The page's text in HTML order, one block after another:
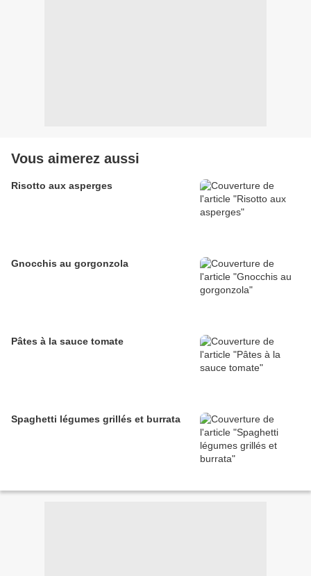
Vous aimerez aussi
Risotto aux asperges
Gnocchis au gorgonzola
Pâtes à la sauce tomate
Spaghetti légumes grillés et burrata